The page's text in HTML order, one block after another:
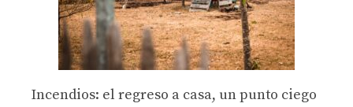
Incendios: el regreso a casa, un punto ciego